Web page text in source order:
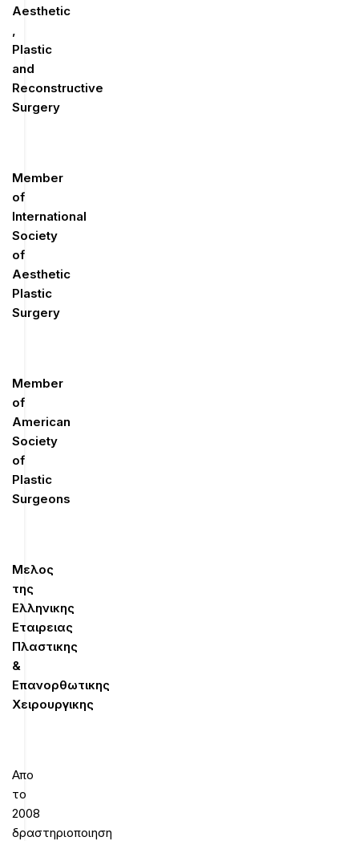
Aesthetic
,
Plastic
and
Reconstructive
Surgery
Member
of
International
Society
of
Aesthetic
Plastic
Surgery
Member
of
American
Society
of
Plastic
Surgeons
Μελος
της
Ελληνικης
Εταιρειας
Πλαστικης
&
Επανορθωτικης
Χειρουργικης
Απο
το
2008
δραστηριοποιηση